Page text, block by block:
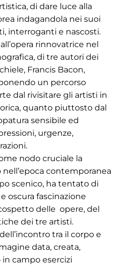
di dare luce alla
indagandola nei suoi
interroganti e nascosti.
rinnovatrice nel
di tre autori dei
Francis Bacon,
un percorso
dal rivisitare gli artisti in
quanto piuttosto dal
sensibile ed
urgenze,
nodo cruciale la
contemporanea
scenico, ha tentato di
oscura fascinazione
delle opere, del
dei tre artisti.
tra il corpo e
data, creata,
campo esercizi